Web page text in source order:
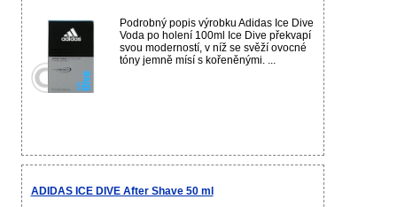
Podrobný popis výrobku Adidas Ice Dive
Voda po holení 100ml Ice Dive překvapí
svou moderností, v níž se svěží ovocné
tóny jemně mísí s kořeněnými. ...
ADIDAS ICE DIVE After Shave 50 ml